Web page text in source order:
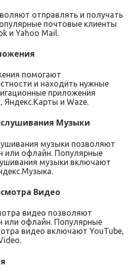
отправлять и получать
почтовые клиенты
и Yahoo Mail.
помогают
и находить нужные
приложения
Яндекс.Карты и Waze.
Музыки
музыки позволяют
или офлайн. Популярные
музыки включают
Видео
видео позволяют
или офлайн. Популярные
видео включают YouTube‚